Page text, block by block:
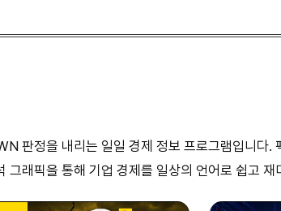
판정을 내리는 일일 경제 정보 프로그램입니다.
래픽을 통해 기업 경제를 일상의 언어로 쉽고 재